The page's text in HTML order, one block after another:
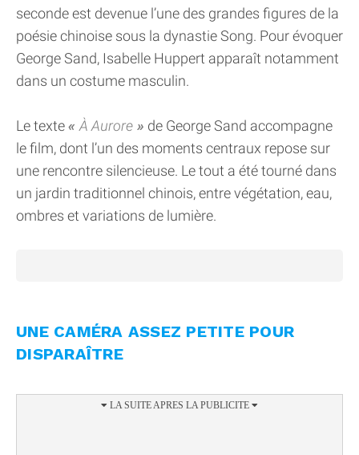
seconde est devenue l’une des grandes figures de la
poésie chinoise sous la dynastie Song. Pour évoquer
George Sand, Isabelle Huppert apparaît notamment
dans un costume masculin.
Le texte À Aurore
de George Sand accompagne
le film, dont l’un des moments centraux repose sur
une rencontre silencieuse. Le tout a été tourné dans
un jardin traditionnel chinois, entre végétation, eau,
ombres et variations de lumière.
UNE CAMÉRA ASSEZ PETITE POUR
DISPARAÎTRE